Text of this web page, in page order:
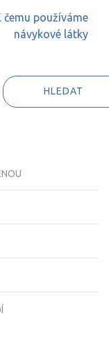
čemu používáme
návykové látky
HLEDAT